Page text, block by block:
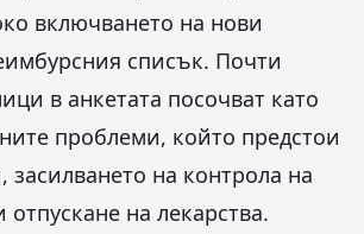
включването на нови
списък. Почти
в анкетата посочват като
проблеми, който предстои
засилването на контрола на
на лекарства.